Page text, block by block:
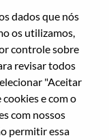
dados que nós
os utilizamos,
controle sobre
revisar todos
"Aceitar
e com o
com nossos
permitir essa
with your
para você